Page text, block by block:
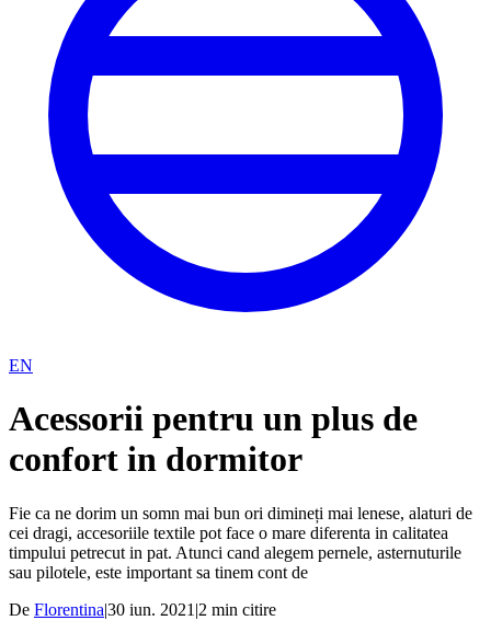
EN
Acessorii pentru un plus de
confort in dormitor
Fie ca ne dorim un somn mai bun ori dimineți mai lenese, alaturi de
cei dragi, accesoriile textile pot face o mare diferenta in calitatea
timpului petrecut in pat. Atunci cand alegem pernele, asternuturile
sau pilotele, este important sa tinem cont de
De Florentina|30 iun. 2021 |2 min citire